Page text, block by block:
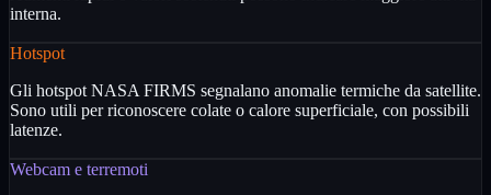
interna.
Hotspot
Gli hotspot NASA FIRMS segnalano anomalie termiche da satellite.
Sono utili per riconoscere colate o calore superficiale, con possibili
latenze.
Webcam e terremoti